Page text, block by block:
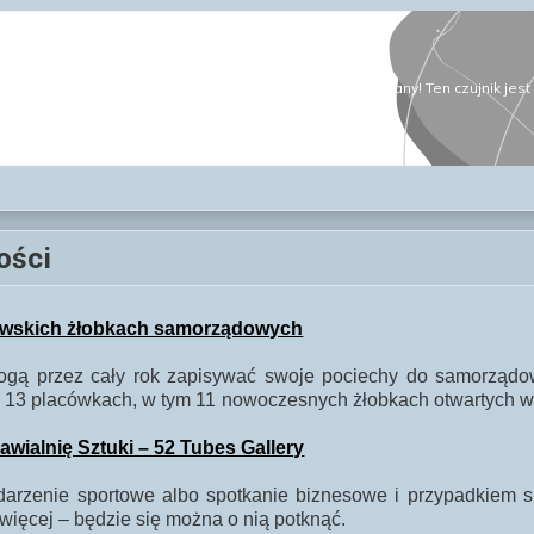
żłobkach samorządowych
przez cały rok zapisywać swoje pociechy do
13 placówkach, w tym 11 nowoczesnych żłobkach otwartych
Sztuki – 52 Tubes Gallery
sportowe albo spotkanie biznesowe i przypadkiem
– będzie się można o nią potknąć.